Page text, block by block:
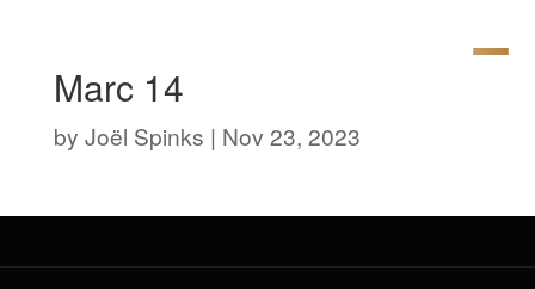
Marc 14
by Joël Spinks | Nov 23, 2023